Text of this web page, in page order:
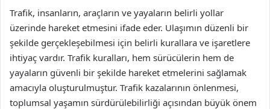
Trafik, insanların, araçların ve yayaların belirli yollar
üzerinde hareket etmesini ifade eder. Ulaşımın düzenli bir
şekilde gerçekleşebilmesi için belirli kurallara ve işaretlere
ihtiyaç vardır. Trafik kuralları, hem sürücülerin hem de
yayaların güvenli bir şekilde hareket etmelerini sağlamak
amacıyla oluşturulmuştur. Trafik kazalarının önlenmesi,
toplumsal yaşamın sürdürülebilirliği açısından büyük önem